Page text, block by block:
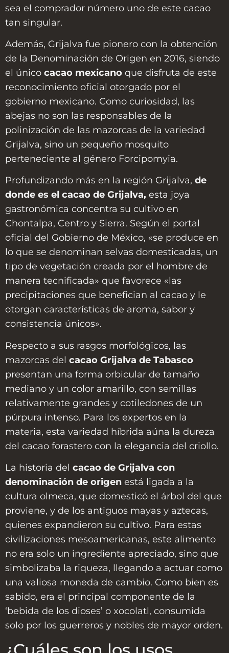
sea el comprador número uno de este cacao
tan singular.
Además, Grijalva fue pionero con la obtención
de la Denominación de Origen en 2016, siendo
el único cacao mexicano que disfruta de este
reconocimiento oficial otorgado por el
gobierno mexicano. Como curiosidad, las
abejas no son las responsables de la
polinización de las mazorcas de la variedad
Grijalva, sino un pequeño mosquito
perteneciente al género Forcipomyia.
Profundizando más en la región Grijalva, de
donde es el cacao de Grijalva, esta joya
gastronómica concentra su cultivo en
Chontalpa, Centro y Sierra. Según el portal
oficial del Gobierno de México, «se produce en
lo que se denominan selvas domesticadas, un
tipo de vegetación creada por el hombre de
manera tecnificada» que favorece «las
precipitaciones que benefician al cacao y le
otorgan características de aroma, sabor y
consistencia únicos».
Respecto a sus rasgos morfológicos, las
mazorcas del cacao Grijalva de Tabasco
presentan una forma orbicular de tamaño
mediano y un color amarillo, con semillas
relativamente grandes y cotiledones de un
púrpura intenso. Para los expertos en la
materia, esta variedad híbrida aúna la dureza
del cacao forastero con la elegancia del criollo.
La historia del cacao de Grijalva con
denominación de origen está ligada a la
cultura olmeca, que domesticó el árbol del que
proviene, y de los antiguos mayas y aztecas,
quienes expandieron su cultivo. Para estas
civilizaciones mesoamericanas, este alimento
no era solo un ingrediente apreciado, sino que
simbolizaba la riqueza, llegando a actuar como
una valiosa moneda de cambio. Como bien es
sabido, era el principal componente de la
‘bebida de los dioses’ o xocolatl, consumida
solo por los guerreros y nobles de mayor orden.